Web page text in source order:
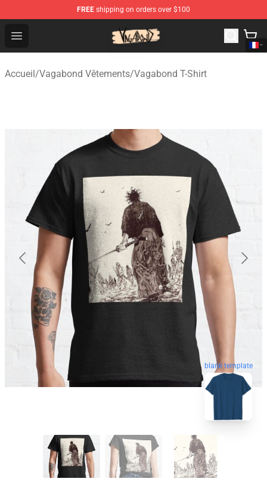
FREE shipping on orders over $100
Open menu
Vagabond Shop - Official Vagabond Merchandise Store
Accueil/Vagabond Vêtements/Vagabond T-Shirt
blank template